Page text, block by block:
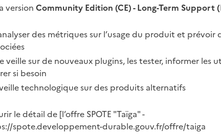
version Community Edition (CE) - Long-Term Support
des métriques sur l’usage du produit et prévoir
veille sur de nouveaux plugins, les tester, informer les
si besoin
technologique sur des produits alternatifs
le détail de [l’offre SPOTE "Taïga" -
spote.developpement-durable.gouv.fr/offre/taiga